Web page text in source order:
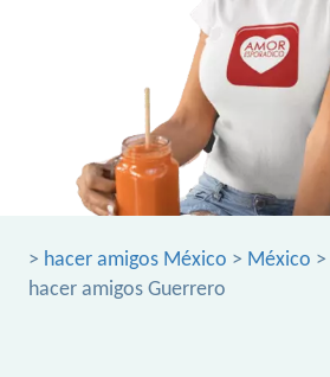
> hacer amigos México > México >
hacer amigos Guerrero